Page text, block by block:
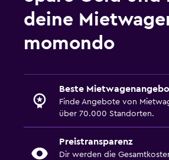
deine
momondo
Beste
Finde Angebote von
über 70.000 Standorten.
Preistransparenz
Dir werden die